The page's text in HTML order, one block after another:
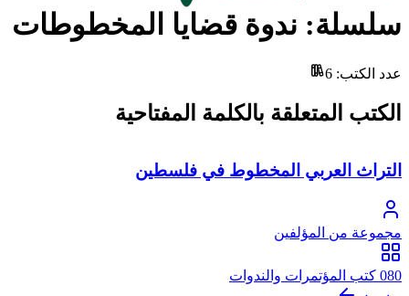
سلسلة: ندوة قضايا المخطوطات
عدد الكتب:
6
الكتب المتعلقة بالكلمة المفتاحية
التراث العربي المخطوط في فلسطين
مجموعة من المؤلفين
080 كتب المؤتمرات والندوات